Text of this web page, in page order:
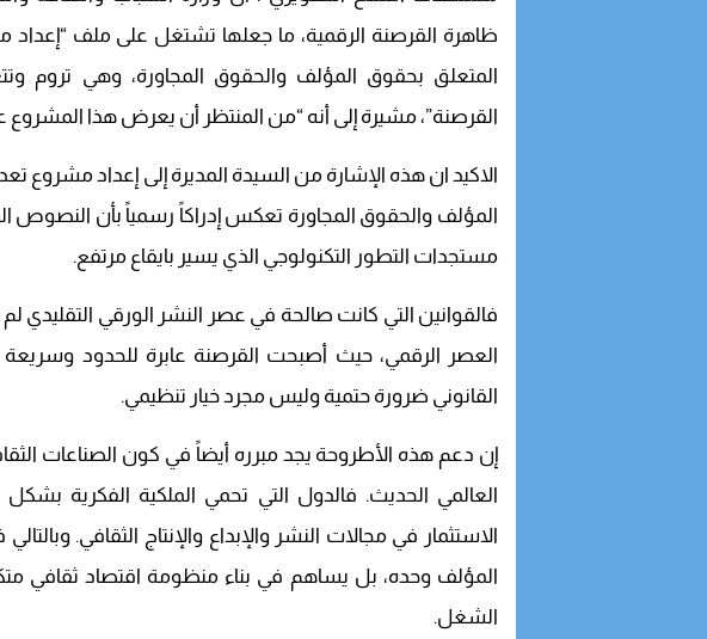
المتعلق بحقوق المؤلف والحقوق المجاورة، وهي تروم
القرصنة”، مشيرة إلى أنه “من المنتظر أن يعرض هذا المشروع
الاكيد ان هذه الإشارة من السيدة المديرة إلى إعداد مشروع
المؤلف والحقوق المجاورة تعكس إدراكاً رسمياً بأن النصوص
مستجدات التطور التكنولوجي الذي يسير بايقاع مرتفع.
فالقوانين التي كانت صالحة في عصر النشر الورقي التقليدي
العصر الرقمي، حيث أصبحت القرصنة عابرة للحدود وسريعة
القانوني ضرورة حتمية وليس مجرد خيار تنظيمي.
إن دعم هذه الأطروحة يجد مبرره أيضاً في كون الصناعات
العالمي الحديث. فالدول التي تحمي الملكية الفكرية
الاستثمار في مجالات النشر والإبداع والإنتاج الثقافي.
المؤلف وحده، بل يساهم في بناء منظومة اقتصاد ثقافي
الشغل.